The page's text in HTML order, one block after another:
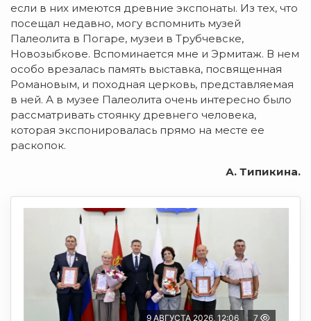
если в них имеются древние экспонаты. Из тех, что
посещал недавно, могу вспомнить музей
Палеолита в Погаре, музеи в Трубчевске,
Новозыбкове. Вспоминается мне и Эрмитаж. В нем
особо врезалась память выставка, посвященная
Романовым, и походная церковь, представляемая
в ней. А в музее Палеолита очень интересно было
рассматривать стоянку древнего человека,
которая экспонировалась прямо на месте ее
раскопок.
А. Типикина.
9 АВГУСТА 2026, 12:06 7